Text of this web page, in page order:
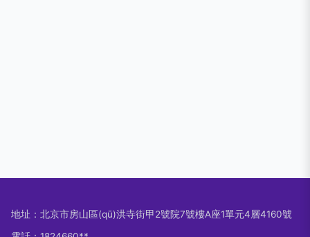
地址：北京市房山區(qū)洪寺街甲2號院7號樓A座1單元4層4160號